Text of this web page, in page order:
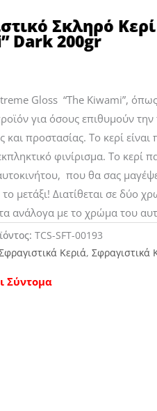
Σκληρό
Dark 200gr
Gloss “The Kiwami”, όπως
για όσους επιθυμούν
και προστασίας. Το κερί
φινίρισμα. Το
που θα σας
το μετάξι! Διατίθεται σε δύο
ανάλογα με το χρώμα του
TCS-SFT-00193
Κεριά, Σφραγιστικά
Σύντομα